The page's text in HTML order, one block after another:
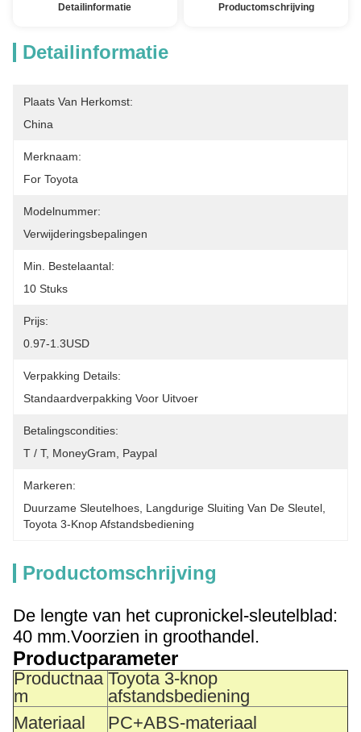
Detailinformatie Productomschrijving
Detailinformatie
Plaats Van Herkomst:
China
Merknaam:
For Toyota
Modelnummer:
Verwijderingsbepalingen
Min. Bestelaantal:
10 Stuks
Prijs:
0.97-1.3USD
Verpakking Details:
Standaardverpakking Voor Uitvoer
Betalingscondities:
T / T, MoneyGram, Paypal
Markeren:
Duurzame Sleutelhoes Langdurige Sluiting Van De Sleutel
Toyota 3-Knop Afstandsbediening
Productomschrijving
De lengte van het cupronickel-sleutelblad:
40 mm.Voorzien in groothandel.
Productparameter
Productnaa
m
Toyota 3-knop
afstandsbediening
Materiaal
PC+ABS-materiaal